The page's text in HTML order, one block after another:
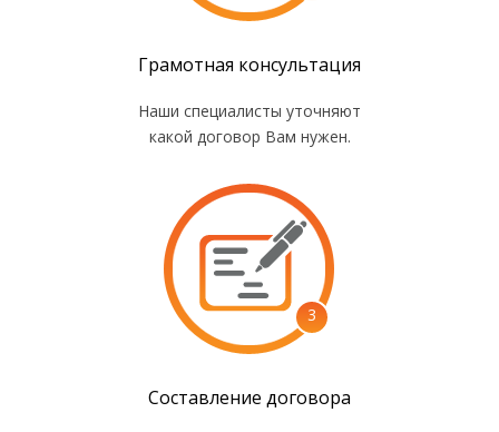
Грамотная консультация
Наши специалисты уточняют
какой договор Вам нужен.
3
Составление договора